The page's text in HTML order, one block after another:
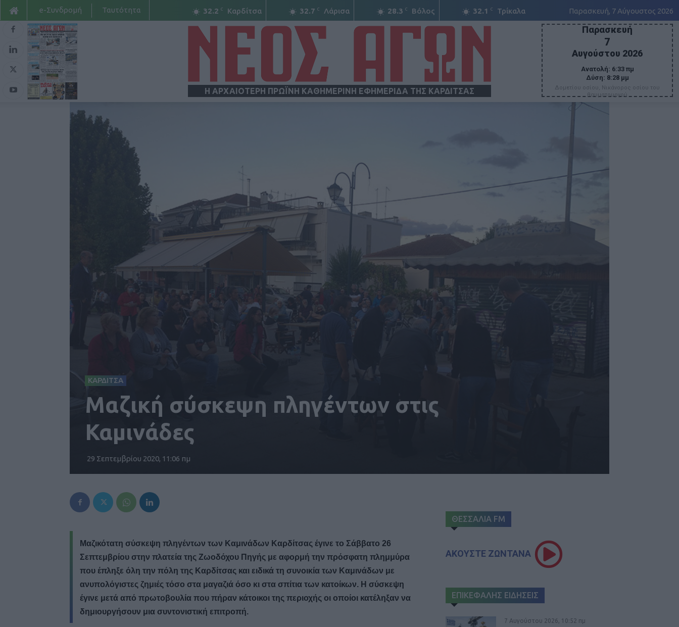
32.2 C Καρδίτσα 32.7 C Λάρισα 28.3 C Βόλος 32.1 C Τρίκαλα Παρασκευή, 7 Αύγουστος 2026
e-Συνδρομή Ταυτότητα
Η ΑΡΧΑΙΟΤΕΡΗ ΠΡΩΪΝΗ ΚΑΘΗΜΕΡΙΝΗ ΕΦΗΜΕΡΙΔΑ ΤΗΣ ΚΑΡΔΙΤΣΑΣ
ΑΓΩΝ
Παρασκευή
7
Αυγούστου 2026
Ανατολή: 6:33 πμ
Δύση: 8:28 μμ
Δομετίου οσίου, Νικάνορος οσίου του
θαυματουργού
ΚΑΡΔΙΤΣΑ
Μαζική σύσκεψη πληγέντων στις
Καμινάδες
29 Σεπτεμβρίου 2020, 11:06 πμ
Μαζικότατη σύσκεψη πληγέντων των Καμινάδων Καρδίτσας έγινε το Σάββατο 26
Σεπτεμβρίου στην πλατεία της Ζωοδόχου Πηγής με αφορμή την πρόσφατη πλημμύρα
που έπληξε όλη την πόλη της Καρδίτσας και ειδικά τη συνοικία των Καμινάδων με
ανυπολόγιστες ζημιές τόσο στα μαγαζιά όσο κι στα σπίτια των κατοίκων. Η σύσκεψη
έγινε μετά από πρωτοβουλία που πήραν κάτοικοι της περιοχής οι οποίοι κατέληξαν να
δημιουργήσουν μια συντονιστική επιτροπή.
ΘΕΣΣΑΛΙΑ FM
ΑΚΟΥΣΤΕ ΖΩΝΤΑΝΑ
ΕΠΙΚΕΦΑΛΗΣ ΕΙΔΗΣΕΙΣ
7 Αυγούστου 2026, 10:52 πμ